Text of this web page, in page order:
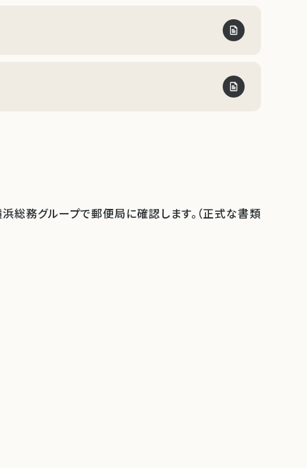
総務グループで郵便局に確認します。（正式な書類